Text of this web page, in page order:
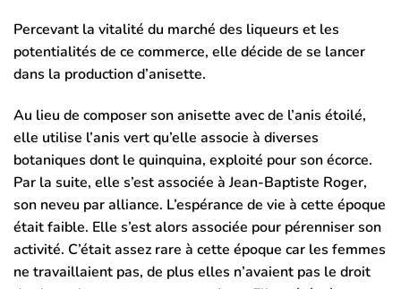
Percevant la vitalité du marché des liqueurs et les
potentialités de ce commerce, elle décide de se lancer
dans la production d’anisette.
Au lieu de composer son anisette avec de l’anis étoilé,
elle utilise l’anis vert qu’elle associe à diverses
botaniques dont le quinquina, exploité pour son écorce.
Par la suite, elle s’est associée à Jean-Baptiste Roger,
son neveu par alliance. L’espérance de vie à cette époque
était faible. Elle s’est alors associée pour pérenniser son
activité. C’était assez rare à cette époque car les femmes
ne travaillaient pas, de plus elles n’avaient pas le droit